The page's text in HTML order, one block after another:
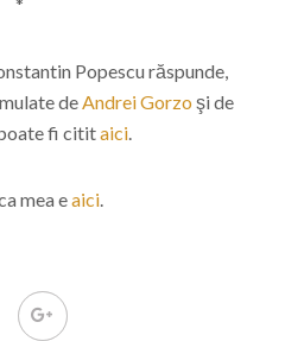
Popescu răspunde,
deAndrei Gorzo şi de
fi cititaici.
mea eaici.
GOOGLE+